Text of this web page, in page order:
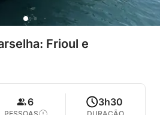
Frioul e
6 3h30